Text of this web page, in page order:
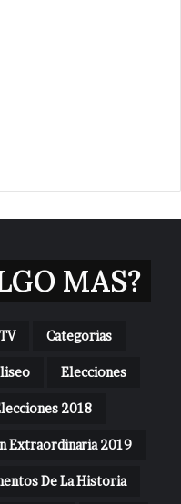
MAS?
Categorias
Elecciones
2018
Extraordinaria 2019
De La Historia